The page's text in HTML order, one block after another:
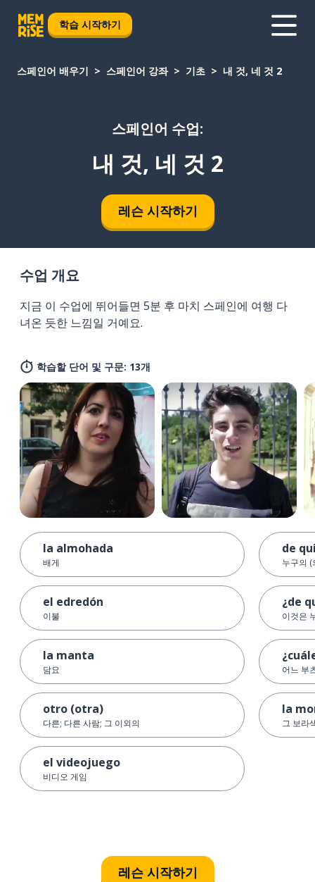
학습 시작하기
스페인어 배우기 스페인어 강좌 기초 내 것, 네 것 2
스페인어 수업:
내 것, 네 것 2
레슨 시작하기
수업 개요
지금 이 수업에 뛰어들면 5분 후 마치 스페인에 여행 다
녀온 듯한 느낌일 거예요.
학습할 단어 및 구문: 13개
la almohada
배게
el edredón
이불
la manta
담요
otro (otra)
다른; 다른 사람; 그 이외의
el videojuego
비디오 게임
de
누구의 (
¿de
이것은
어느 부
la
그 보라
레슨 시작하기